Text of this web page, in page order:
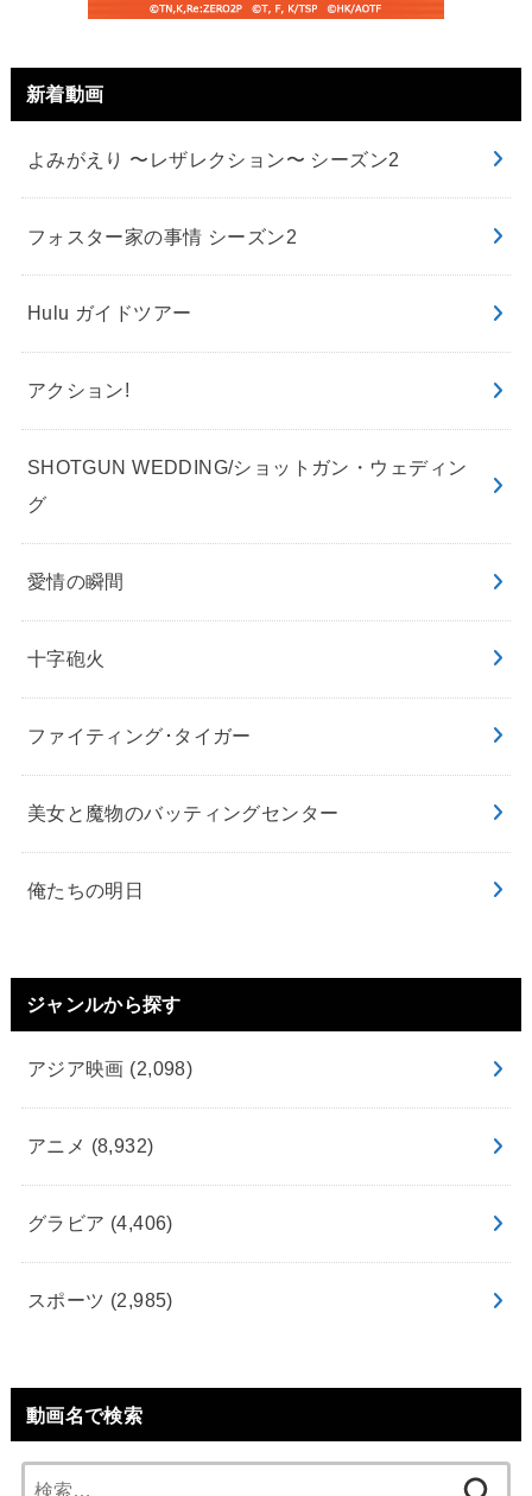
新着動画
よみがえり 〜レザレクション〜 シーズン2
フォスター家の事情 シーズン2
Hulu ガイドツアー
アクション!
SHOTGUN WEDDING/ショットガン・ウェディン
グ
愛情の瞬間
十字砲火
ファイティング･タイガー
美女と魔物のバッティングセンター
俺たちの明日
ジャンルから探す
アジア映画 (2,098)
アニメ (8,932)
グラビア (4,406)
スポーツ (2,985)
動画名で検索